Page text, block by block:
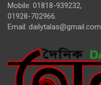
Mobile: 01818-939232,
01928-702966.
Email: dailytalas@gmail.com